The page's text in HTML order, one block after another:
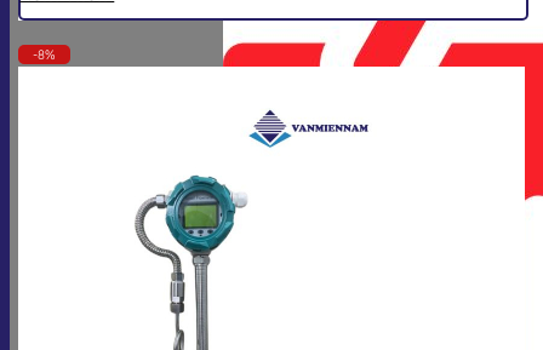
-8%